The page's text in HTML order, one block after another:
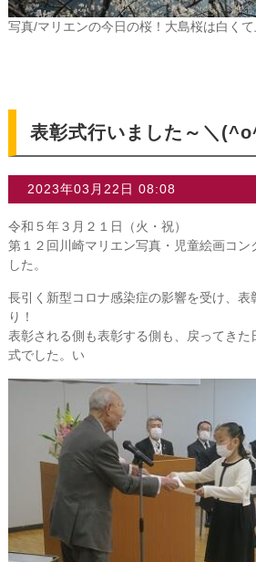
写真/マリエンの今日の桜！大島桜は白く
表彰式行いました～＼
2023年03月22日 08:08
令和５年３月２１日（火・祝）
第１２回川崎マリエン写真・児童絵画コン
した。
長引く新型コロナ感染症の影響を受け、表
り！
表彰される側も表彰する側も、戻ってき
式でした。い